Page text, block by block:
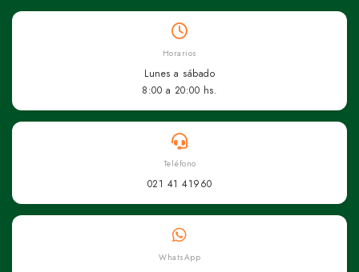
Horarios
Lunes a sábado
8:00 a 20:00 hs.
Teléfono
021 41 41960
WhatsApp